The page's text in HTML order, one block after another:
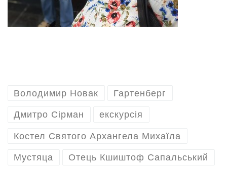
Володимир Новак Гартенберг
Дмитро Сірман екскурсія
Костел Святого Архангела Михаїла
Мустяца Отець Кшиштоф Сапальський